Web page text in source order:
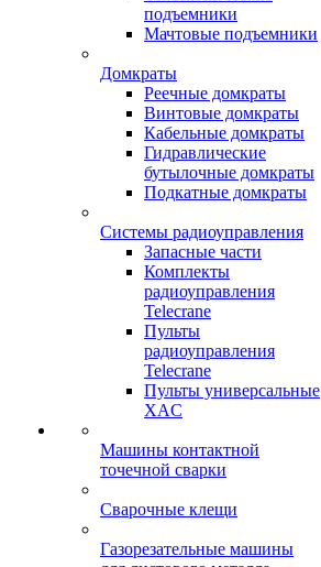
подъемники
Мачтовые подъемники
Домкраты
Реечные домкраты
Винтовые домкраты
Кабельные домкраты
Гидравлические
бутылочные домкраты
Подкатные домкраты
Системы радиоуправления
Запасные части
Комплекты
радиоуправления
Telecrane
Пульты
радиоуправления
Telecrane
Пульты универсальные
XAC
Машины контактной
точечной сварки
Сварочные клещи
Газорезательные машины